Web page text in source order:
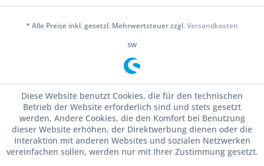
* Alle Preise inkl. gesetzl. Mehrwertsteuer zzgl.Versandkosten
sw
Diese Website benutzt Cookies, die für den technischen
Betrieb der Website erforderlich sind und stets gesetzt
werden. Andere Cookies, die den Komfort bei Benutzung
dieser Website erhöhen, der Direktwerbung dienen oder die
Interaktion mit anderen Websites und sozialen Netzwerken
vereinfachen sollen, werden nur mit Ihrer Zustimmung gesetzt.